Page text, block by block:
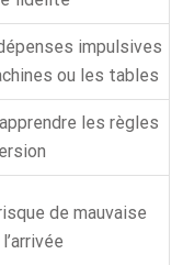
impulsives
ou les tables
les règles
de mauvaise